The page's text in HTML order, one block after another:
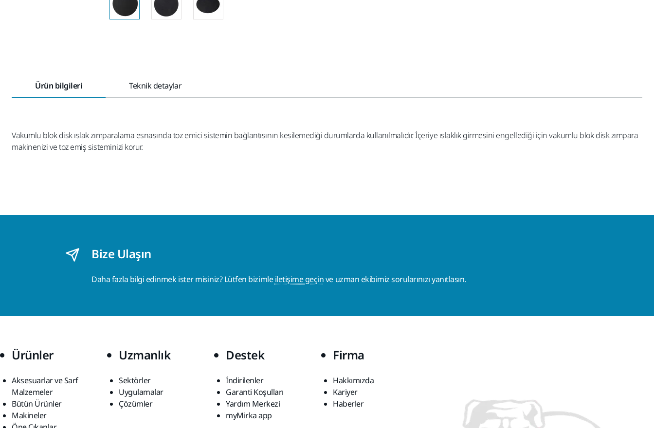
Ürün bilgileri Teknik detaylar
Vakumlu blok disk ıslak zımparalama esnasında toz emici sistemin bağlantısının kesilemediği durumlarda kullanılmalıdır. İçeriye ıslaklık girmesini engellediği için vakumlu blok disk zımpara
makinenizi ve toz emiş sisteminizi korur.
Bize Ulaşın
Daha fazla bilgi edinmek ister misiniz? Lütfen bizimleiletişime geçinve uzman ekibimiz sorularınızı yanıtlasın.
Ürünler
Aksesuarlar ve Sarf
Malzemeler
Bütün Ürünler
Makineler
Uzmanlık
Sektörler
Uygulamalar
Çözümler
Destek
İndirilenler
Garanti Koşulları
Yardım Merkezi
myMirka app
Firma
Hakkımızda
Kariyer
Haberler